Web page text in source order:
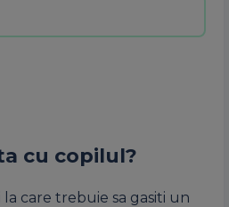
cu copilul?
care trebuie sa gasiti un